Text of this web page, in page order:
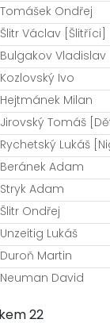
Tomášek Ondřej
Šlitr Václav [Šlitříci]
Bulgakov Vladislav
Kozlovský Ivo
Hejtmánek Milan
Jirovský Tomáš
Rychetský Lukáš
Beránek Adam
Stryk Adam
Šlitr Ondřej
Unzeitig Lukáš
Duroň Martin
Neuman David
22